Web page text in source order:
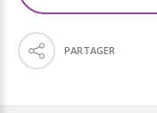
PARTAGER